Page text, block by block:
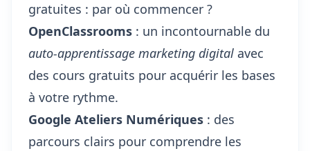
gratuites : par où commencer ?
OpenClassrooms : un incontournable du
auto-apprentissage marketing digital avec
des cours gratuits pour acquérir les bases
à votre rythme.
Google Ateliers Numériques : des
parcours clairs pour comprendre les